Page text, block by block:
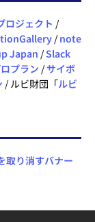
ロジェクト /
/ note
Japan /Slack
プラン /サイボ
/ ルビ財団「ルビ
取り消すバナー